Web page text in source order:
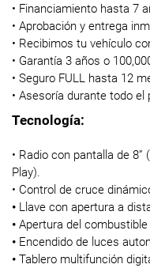
• Financiamiento hasta 7
• Aprobación y entrega
• Recibimos tu vehículo
• Garantía 3 años o
• Seguro FULL hasta 12
• Asesoría durante todo el
Tecnología:
• Radio con pantalla de
Play).
• Control de cruce
• Llave con apertura a
• Apertura del
• Encendido de luces
• Tablero multifunción